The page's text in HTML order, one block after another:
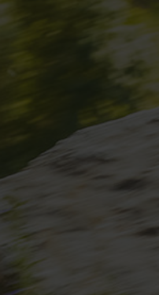
Jetzt zu unserem
Karriere bei CENTURION
Wir sind Qualität
Finde die richtige